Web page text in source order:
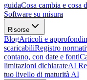
guidaCosa cambia e cosa
Software su misura
Risorse
BlogArticoli e
scaricabiliRegistro
contano, con date e fonti
limitazioni dichiarateAI
tuo livello di maturità AI